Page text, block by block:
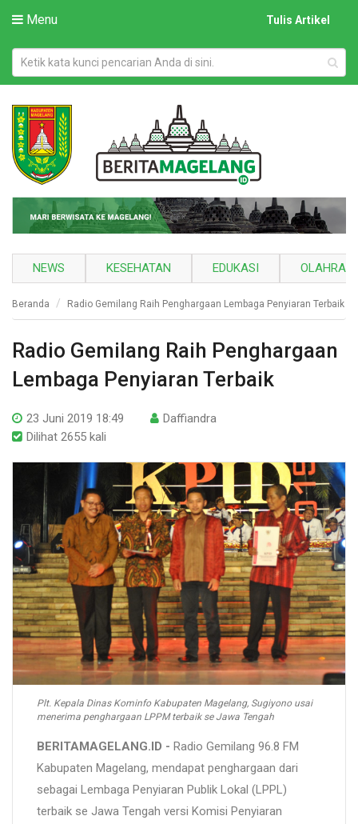
Menu Tulis Artikel
NEWS KESEHATAN EDUKASI
Beranda Radio Gemilang Raih Penghargaan Lembaga Penyiaran Terbaik
Radio Gemilang Raih Penghargaan
Lembaga Penyiaran Terbaik
23 Juni 2019 18:49
Daffiandra
Dilihat 2655 kali
Plt. Kepala Dinas Kominfo Kabupaten Magelang, Sugiyono usai
menerima penghargaan LPPM terbaik se Jawa Tengah
BERITAMAGELANG.ID - Radio Gemilang 96.8 FM
Kabupaten Magelang, mendapat penghargaan dari
sebagai Lembaga Penyiaran Publik Lokal (LPPL)
terbaik se Jawa Tengah versi Komisi Penyiaran